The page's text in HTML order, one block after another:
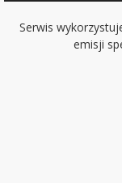
Serwis
emisji